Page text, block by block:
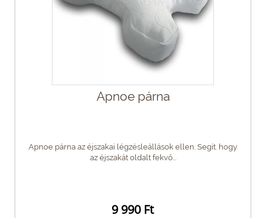
Apnoe párna
Apnoe párna az éjszakai légzésleállások ellen. Segít. hogy
az éjszakát oldalt fekvő...
9 990 Ft